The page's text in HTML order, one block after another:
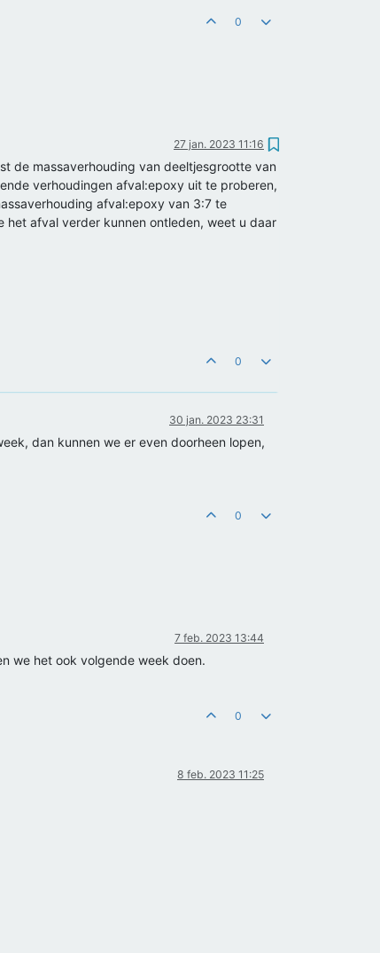
0
27 jan. 2023 11:16
de massaverhouding van deeltjesgrootte van
verhoudingen afval:epoxy uit te proberen,
afval:epoxy van 3:7 te
het afval verder kunnen ontleden, weet u daar
0
30 jan. 2023 23:31
dan kunnen we er even doorheen lopen,
0
7 feb. 2023 13:44
we het ook volgende week doen.
0
8 feb. 2023 11:25